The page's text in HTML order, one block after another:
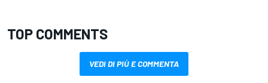
TOP COMMENTS
VEDI DI PIÙ E COMMENTA